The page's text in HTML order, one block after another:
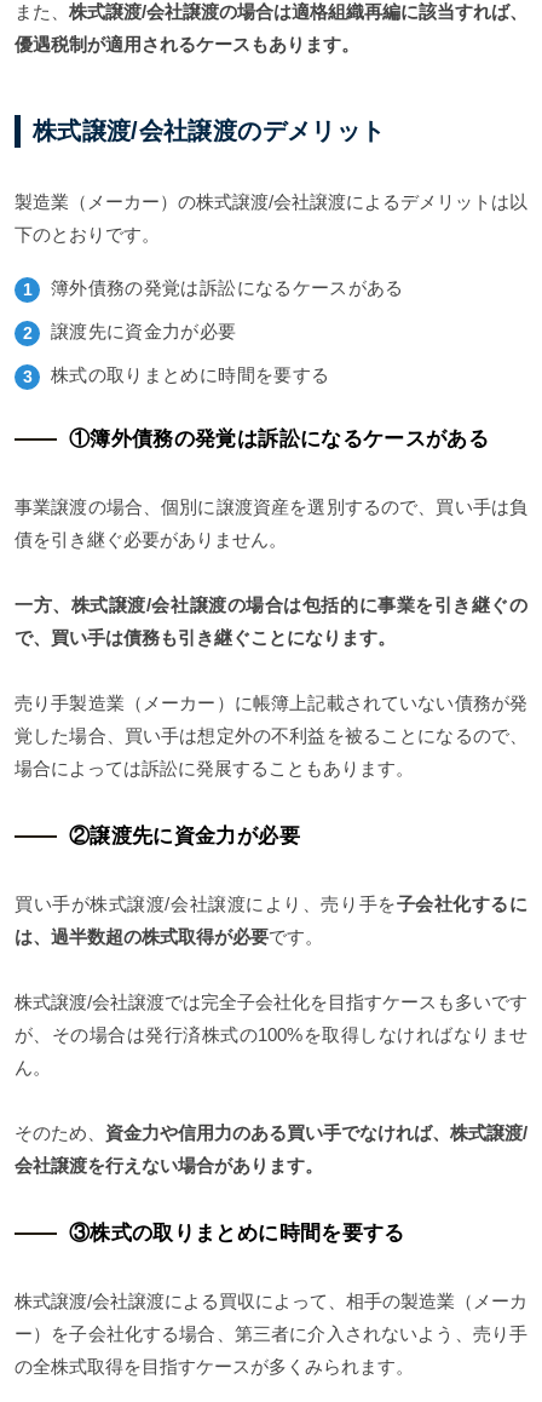
また、 株式譲渡/会社譲渡の場合は適格組織再編に該当すれば、
優遇税制が適用されるケースもあります。
株式譲渡/会社譲渡のデメリット
製造業（メーカー）の株式譲渡/会社譲渡によるデメリットは以
下のとおりです。
簿外債務の発覚は訴訟になるケースがある
譲渡先に資金力が必要
株式の取りまとめに時間を要する
①簿外債務の発覚は訴訟になるケースがある
事業譲渡の場合、個別に譲渡資産を選別するので、買い手は負
債を引き継ぐ必要がありません。
一方、株式譲渡/会社譲渡の場合は包括的に事業を引き継ぐの
で、買い手は債務も引き継ぐことになります。
売り手製造業（メーカー）に帳簿上記載されていない債務が発
覚した場合、買い手は想定外の不利益を被ることになるので、
場合によっては訴訟に発展することもあります。
②譲渡先に資金力が必要
買い手が株式譲渡/会社譲渡により、売り手を子会社化するに
は、過半数超の株式取得が必要です。
株式譲渡/会社譲渡では完全子会社化を目指すケースも多いです
が、その場合は発行済株式の100%を取得しなければなりませ
ん。
そのため、 資金力や信用力のある買い手でなければ、株式譲渡/
会社譲渡を行えない場合があります。
③株式の取りまとめに時間を要する
株式譲渡/会社譲渡による買収によって、相手の製造業（メーカ
ー）を子会社化する場合、第三者に介入されないよう、売り手
の全株式取得を目指すケースが多くみられます。